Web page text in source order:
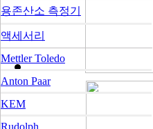
용존산소 측정기
액세서리
Mettler Toledo
Anton Paar
KEM
Rudolph